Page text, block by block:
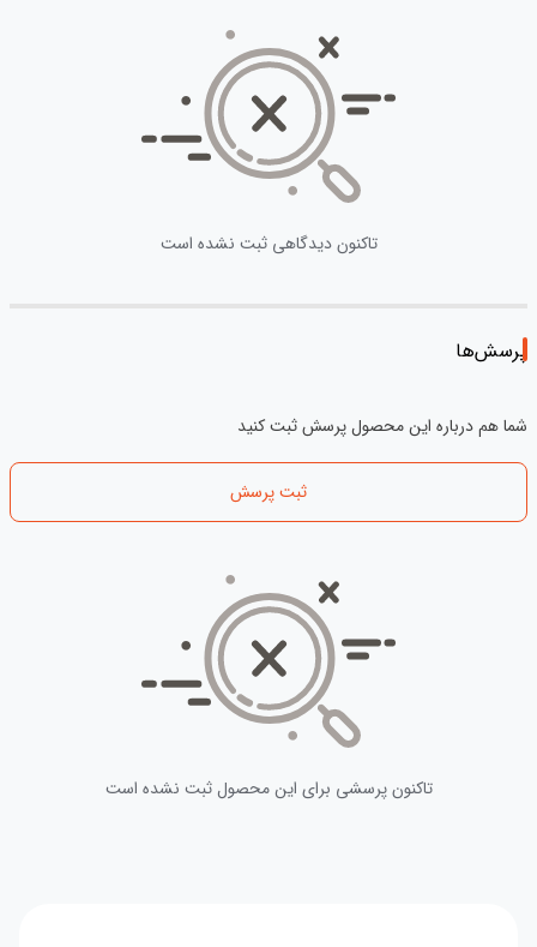
تاکنون دیدگاهی ثبت نشده است
پرسش‌ها
شما هم درباره این محصول پرسش ثبت کنید
ثبت پرسش
تاکنون پرسشی برای این محصول ثبت نشده است